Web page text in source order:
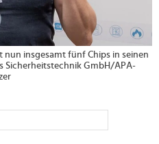
nun insgesamt fünf Chips in seinen
Sicherheitstechnik GmbH/APA-